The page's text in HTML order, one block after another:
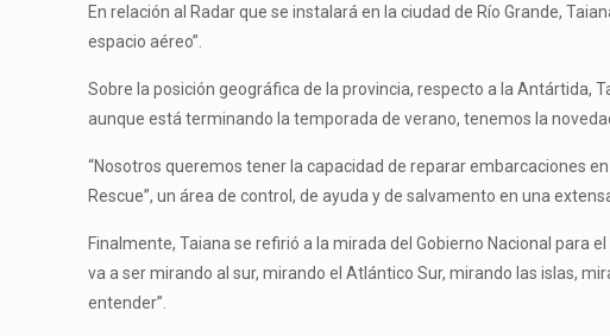
En relación al Radar que se instalará en la ciudad de Río Grande,
espacio aéreo”.
Sobre la posición geográfica de la provincia, respecto a la Antártida,
aunque está terminando la temporada de verano, tenemos la
“Nosotros queremos tener la capacidad de reparar embarcaciones
Rescue”, un área de control, de ayuda y de salvamento en una
Finalmente, Taiana se refirió a la mirada del Gobierno Nacional para
va a ser mirando al sur, mirando el Atlántico Sur, mirando las islas,
entender”.